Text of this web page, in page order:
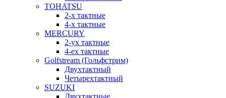
TOHATSU
2-х тактные
4-х тактные
MERCURY
2-ух тактные
4-ех тактные
Golfstream (Гольфстрим)
Двухтактный
Четырехтактный
SUZUKI
Двухтактные .